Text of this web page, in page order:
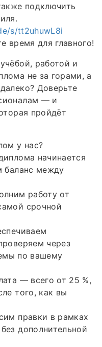
подключить
s/tt2uhuwL8i
время для главного!
работой и
не за горами, а
Доверьте
— и
пройдёт
у нас?
начинается
между
работу от
срочной
через
по вашему
— всего от 25 %,
того, как вы
правки в рамках
дополнительной